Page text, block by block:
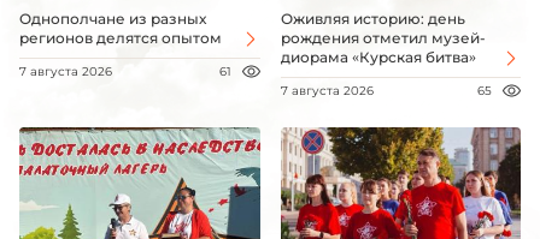
Однополчане из разных
регионов делятся опытом
7 августа 2026 61
Оживляя историю: день
рождения отметил музей-
диорама «Курская битва»
7 августа 2026 65